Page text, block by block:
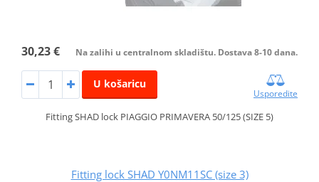
30,23 € Na zalihi u centralnom skladištu. Dostava 8-10 dana.
U košaricu
Usporedite
Fitting SHAD lock PIAGGIO PRIMAVERA 50/125 (SIZE 5)
Fitting lock SHAD Y0NM11SC (size 3)